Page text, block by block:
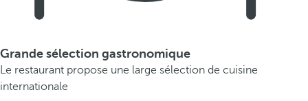
Grande sélection gastronomique
Le restaurant propose une large sélection de cuisine
internationale